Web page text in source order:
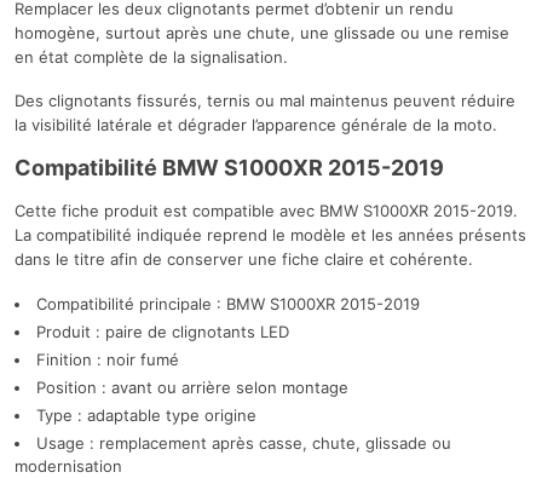
Remplacer les deux clignotants permet d’obtenir un rendu
homogène, surtout après une chute, une glissade ou une remise
en état complète de la signalisation.
Des clignotants fissurés, ternis ou mal maintenus peuvent réduire
la visibilité latérale et dégrader l’apparence générale de la moto.
Compatibilité BMW S1000XR 2015-2019
Cette fiche produit est compatible avec BMW S1000XR 2015-2019.
La compatibilité indiquée reprend le modèle et les années présents
dans le titre afin de conserver une fiche claire et cohérente.
Compatibilité principale : BMW S1000XR 2015-2019
Produit : paire de clignotants LED
Finition : noir fumé
Position : avant ou arrière selon montage
Type : adaptable type origine
Usage : remplacement après casse, chute, glissade ou
modernisation